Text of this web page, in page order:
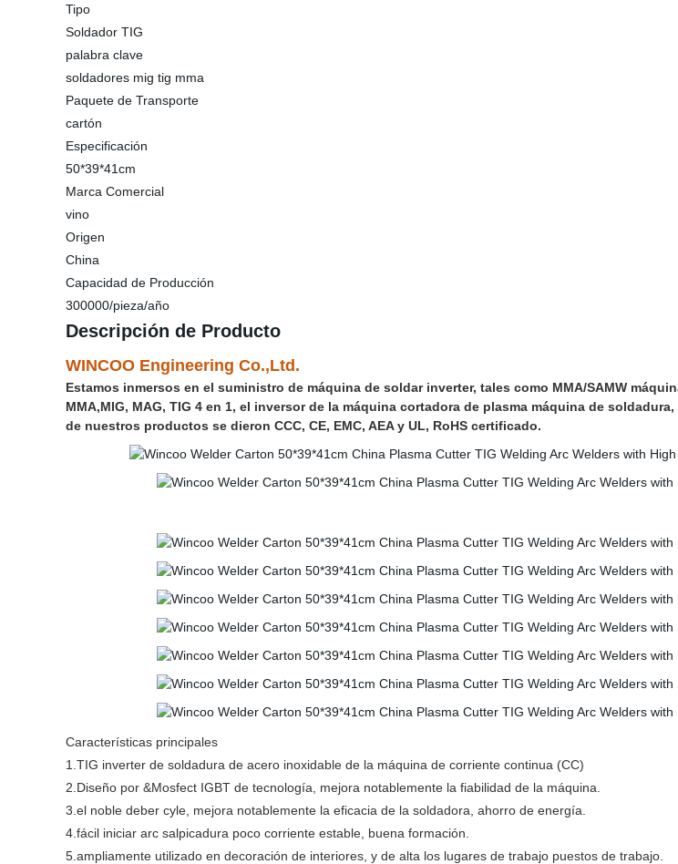
Tipo
Soldador TIG
palabra clave
soldadores mig tig mma
Paquete de Transporte
cartón
Especificación
50*39*41cm
Marca Comercial
vino
Origen
China
Capacidad de Producción
300000/pieza/año
Descripción de Producto
WINCOO Engineering Co.,Ltd.
Estamos inmersos en el suministro de máquina de soldar inverter, tales como MMA/SAMW
MMA,MIG, MAG, TIG 4 en 1, el inversor de la máquina cortadora de plasma máquina de
de nuestros productos se dieron CCC, CE, EMC, AEA y UL, RoHS certificado.
Características principales
1.TIG inverter de soldadura de acero inoxidable de la máquina de corriente continua (CC)
2.Diseño por &Mosfect IGBT de tecnología, mejora notablemente la fiabilidad de la máquina.
3.el noble deber cyle, mejora notablemente la eficacia de la soldadora, ahorro de energía.
4.fácil iniciar arc salpicadura poco corriente estable, buena formación.
5.ampliamente utilizado en decoración de interiores, y de alta los lugares de trabajo puestos de trabajo.